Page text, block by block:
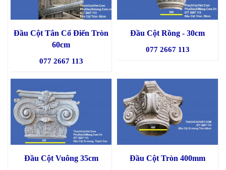
Đầu Cột Tân Cổ Điển Tròn
60cm
077 2667 113
Đầu Cột Rồng - 30cm
077 2667 113
Đầu Cột Vuông 35cm Đầu Cột Tròn 400mm